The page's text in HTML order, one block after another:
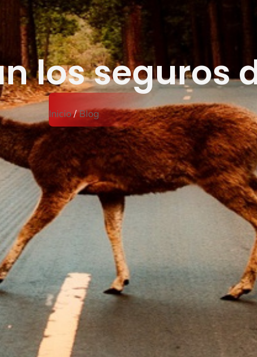
los seguros
Inicio/Blog